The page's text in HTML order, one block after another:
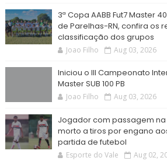
3ª Copa AABB Fut7 Master
de Parelhas-RN, confira os
classificação dos grupos
Joao Filho Aug 03, 2026
Iniciou o III Campeonato
Master SUB 100 PB
Joao Filho Aug 03, 2026
Jogador com passagem na
morto a tiros por engano
partida de futebol
Esporte do Vale Aug 02,